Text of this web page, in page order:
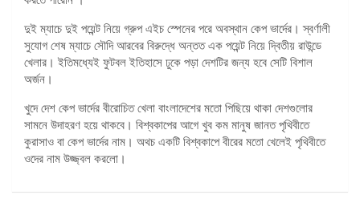
দুই ম্যাচে দুই পয়েন্ট নিয়ে গ্রুপ এইচ স্পেনের পরে অবস্থান কেপ ভার্দের। স্বর্ণালী
সুযোগ শেষ ম্যাচে সৌদি আরবের বিরুদ্ধে অন্তত এক পয়েন্ট নিয়ে দ্বিতীয় রাউন্ডে
খেলার। ইতিমধ্যেই ফুটবল ইতিহাসে ঢুকে পড়া দেশটির জন্য হবে সেটি বিশাল
অর্জন।
খুদে দেশ কেপ ভার্দের বীরোচিত খেলা বাংলাদেশের মতো পিছিয়ে থাকা দেশগুলোর
সামনে উদাহরণ হয়ে থাকবে। বিশ্বকাপের আগে খুব কম মানুষ জানত পৃথিবীতে
কুরাসাও বা কেপ ভার্দের নাম। অথচ একটি বিশ্বকাপে বীরের মতো খেলেই পৃথিবীতে
ওদের নাম উজ্জ্বল করলো।